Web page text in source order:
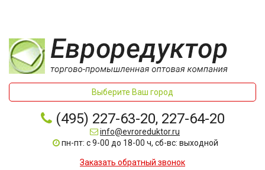
Выберите Ваш город
(495) 227-63-20, 227-64-20
info@evroreduktor.ru
пн-пт: с 9-00 до 18-00 ч, сб-вс: выходной
Заказать обратный звонок